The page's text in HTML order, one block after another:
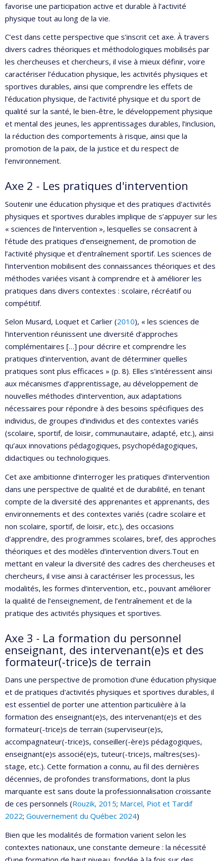
favorise une participation active et durable à l’activité
physique tout au long de la vie.
C’est dans cette perspective que s’inscrit cet axe. À travers
divers cadres théoriques et méthodologiques mobilisés par
les chercheuses et chercheurs, il vise à mieux définir, voire
caractériser l’éducation physique, les activités physiques et
sportives durables, ainsi que comprendre les effets de
l’éducation physique, de l’activité physique et du sport de
qualité sur la santé, le bien-être, le développement physique
et mental des jeunes, les apprentissages durables, l’inclusion,
la réduction des comportements à risque, ainsi que la
promotion de la paix, de la justice et du respect de
l’environnement.
Axe 2 - Les pratiques d'intervention
Soutenir une éducation physique et des pratiques d'activités
physiques et sportives durables implique de s’appuyer sur les
« sciences de l’intervention », lesquelles se consacrent à
l’étude des pratiques d’enseignement, de promotion de
l’activité physique et d’entraînement sportif. Les sciences de
l’intervention mobilisent des connaissances théoriques et des
méthodes variées visant à comprendre et à améliorer les
pratiques dans divers contextes : scolaire, récréatif ou
compétitif.
Selon Musard, Loquet et Carlier (2010), « les sciences de
l’intervention réunissent une diversité d’approches
complémentaires […] pour décrire et comprendre les
pratiques d’intervention, avant de déterminer quelles
pratiques sont plus efficaces » (p. 8). Elles s’intéressent ainsi
aux mécanismes d’apprentissage, au développement de
nouvelles méthodes d’intervention, aux adaptations
nécessaires pour répondre à des besoins spécifiques des
individus, de groupes d’individus et des contextes variés
(scolaire, sportif, de loisir, communautaire, adapté, etc.), ainsi
qu’aux innovations pédagogiques, psychopédagogiques,
didactiques ou technologiques.
Cet axe ambitionne d’interroger les pratiques d’intervention
dans une perspective de qualité et de durabilité, en tenant
compte de la diversité des apprenantes et apprenants, des
environnements et des contextes variés (cadre scolaire et
non scolaire, sportif, de loisir, etc.), des occasions
d’apprendre, des programmes scolaires, bref, des approches
théoriques et des modèles d’intervention divers.Tout en
mettant en valeur la diversité des cadres des chercheuses et
chercheurs, il vise ainsi à caractériser les processus, les
modalités, les formes d’intervention, etc., pouvant améliorer
la qualité de l’enseignement, de l’entraînement et de la
pratique des activités physiques et sportives.
Axe 3 - La formation du personnel
enseignant, des intervenant(e)s et des
formateur(-trice)s de terrain
Dans une perspective de promotion d’une éducation physique
et de pratiques d'activités physiques et sportives durables, il
est essentiel de porter une attention particulière à la
formation des enseignant(e)s, des intervenant(e)s et des
formateur(-trice)s de terrain (superviseur(e)s,
accompagnateur(-trice)s, conseiller(-ère)s pédagogiques,
enseignant(e)s associé(e)s, tuteur(-trice)s, maîtres(ses)-
stage, etc.). Cette formation a connu, au fil des dernières
décennies, de profondes transformations, dont la plus
marquante est sans doute la professionnalisation croissante
de ces personnels (Rouzik, 2015; Marcel, Piot et Tardif
2022; Gouvernement du Québec 2024)
Bien que les modalités de formation varient selon les
contextes nationaux, une constante demeure : la nécessité